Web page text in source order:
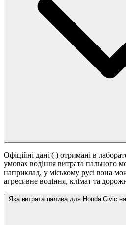
Офіційні дані ( ) отримані в
умовах водіння витрата пального
наприклад, у міському русі вона
агресивне водіння, клімат та
Яка витрата палива для Honda Civic